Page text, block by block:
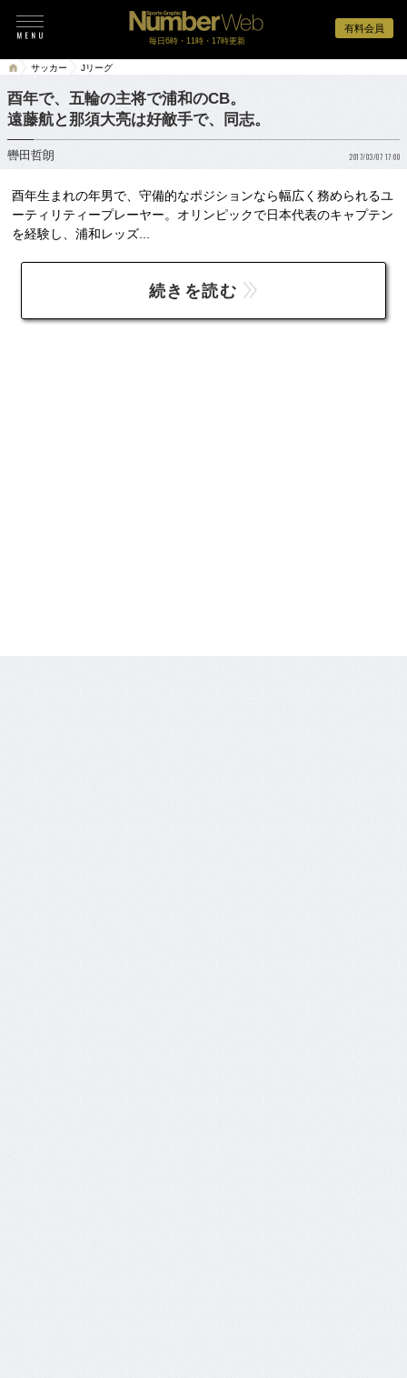
有料会員
毎日6時・11時・17時更新
サッカー Jリーグ
酉年で、五輪の主将で浦和のCB。
遠藤航と那須大亮は好敵手で、同志。
轡田哲朗 2017/03/07 17:00
酉年生まれの年男で、守備的なポジションなら幅広く務められるユ
ーティリティープレーヤー。オリンピックで日本代表のキャプテン
を経験し、浦和レッズ...
続きを読む